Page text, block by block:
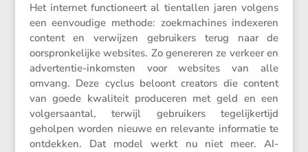
Het internet functi­o­neert al tientallen jaren volgens
een eenvou­dige methode: zoekma­chines indexeren
content en verwijzen gebrui­kers terug naar de
oorspron­ke­lijke websites. Zo genereren ze verkeer en
adver­tentie-inkom­sten voor websites van alle
omvang. Deze cyclus beloont creators die content
van goede kwali­teit produ­ceren met geld en een
volgers­aantal, terwijl gebrui­kers tegelij­ker­tijd
geholpen worden nieuwe en relevante infor­matie te
ontdekken. Dat model werkt nu niet meer. AI-